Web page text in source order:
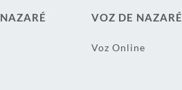
VOZ DE NAZARÉ
Voz Online